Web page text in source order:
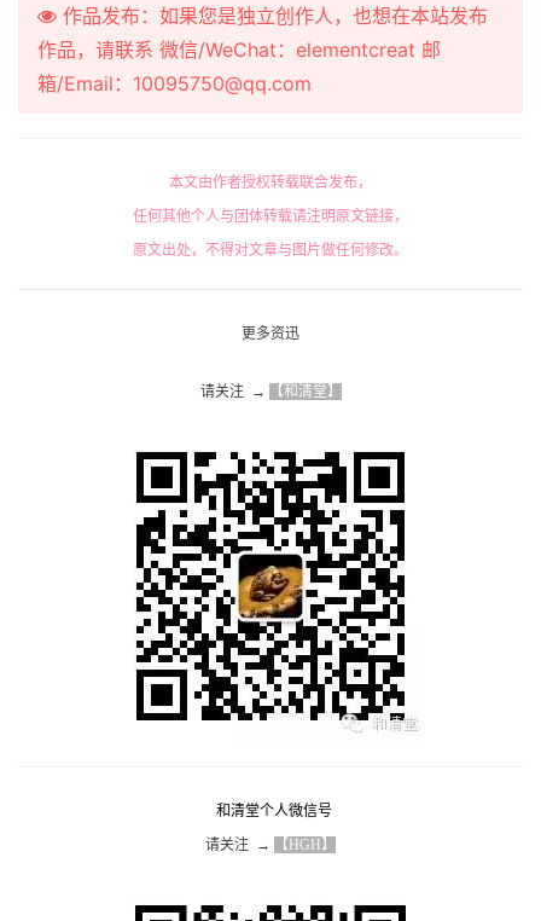
作品发布：如果您是独立创作人，也想在本站发布
作品，请联系 微信/WeChat：elementcreat 邮
箱/Email：10095750@qq.com
本文由作者授权转载联合发布，
任何其他个人与团体转载请注明原文链接，
原文出处，不得对文章与图片做任何修改。
更多资迅
请关注  → 【和清堂】
和清堂个人微信号
请关注  → 【HGH】